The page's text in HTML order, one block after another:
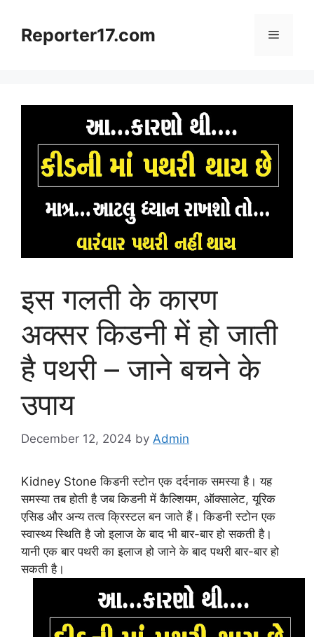
contentReporter17.com Menu
इस गलती के कारण
अक्सर किडनी में हो जाती
है पथरी – जाने बचने के
उपाय
December 12, 2024 by Admin
Kidney Stone किडनी स्टोन एक दर्दनाक समस्या है। यह
समस्या तब होती है जब किडनी में कैल्शियम, ऑक्सालेट, यूरिक
एसिड और अन्य तत्व क्रिस्टल बन जाते हैं। किडनी स्टोन एक
स्वास्थ्य स्थिति है जो इलाज के बाद भी बार-बार हो सकती है।
यानी एक बार पथरी का इलाज हो जाने के बाद पथरी बार-बार हो
सकती है।